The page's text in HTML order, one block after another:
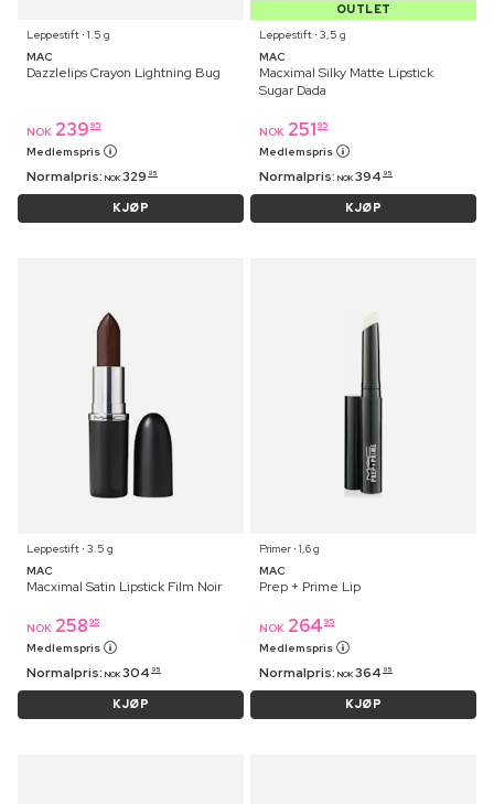
Leppestift ⋅ 1.5 g
MAC
Dazzlelips Crayon Lightning Bug
NOK 239 95
Medlemspris
Normalpris: NOK 329 95
KJØP
OUTLET
Leppestift ⋅ 3,5 g
MAC
Macximal Silky Matte Lipstick
Sugar Dada
NOK 251 95
Medlemspris
Normalpris: NOK 394 95
KJØP
Leppestift ⋅ 3.5 g
MAC
Macximal Satin Lipstick Film Noir
NOK 258 95
Medlemspris
Normalpris: NOK 304 95
KJØP
Primer ⋅ 1,6 g
MAC
Prep + Prime Lip
NOK 264 95
Medlemspris
Normalpris: NOK 364 95
KJØP